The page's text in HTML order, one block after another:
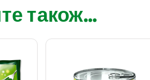
також...